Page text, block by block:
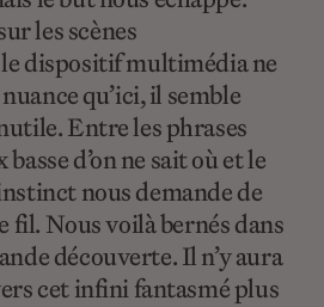
les scènes
dispositif multimédia ne
qu’ici, il semble
Entre les phrases
d’on ne sait où et le
nous demande de
fil. Nous voilà bernés dans
découverte. Il n’y aura
cet infini fantasmé plus